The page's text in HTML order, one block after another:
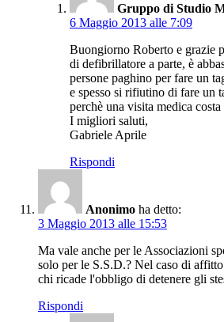
Gruppo di Studio
6 Maggio 2013 alle 7:09
Buongiorno Roberto e grazie
di defibrillatore a parte, è
persone paghino per fare un
e spesso si rifiutino di fare un
perchè una visita medica
I migliori saluti,
Gabriele Aprile
Rispondi
Anonimo ha detto:
3 Maggio 2013 alle 15:53
Ma vale anche per le Associazioni
solo per le S.S.D.? Nel caso di
chi ricade l'obbligo di detenere gli
Rispondi